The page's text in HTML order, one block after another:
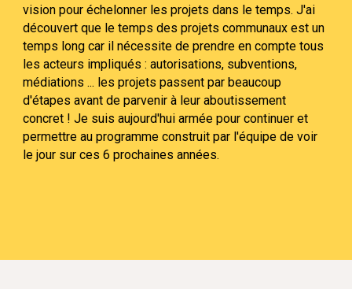
vision pour échelonner les projets dans le temps. J'ai
découvert que le temps des projets communaux est un
temps long car il nécessite de prendre en compte tous
les acteurs impliqués : autorisations, subventions,
médiations ... les projets passent par beaucoup
d'étapes avant de parvenir à leur aboutissement
concret ! Je suis aujourd'hui armée pour continuer et
permettre au programme construit par l'équipe de voir
le jour sur ces 6 prochaines années.